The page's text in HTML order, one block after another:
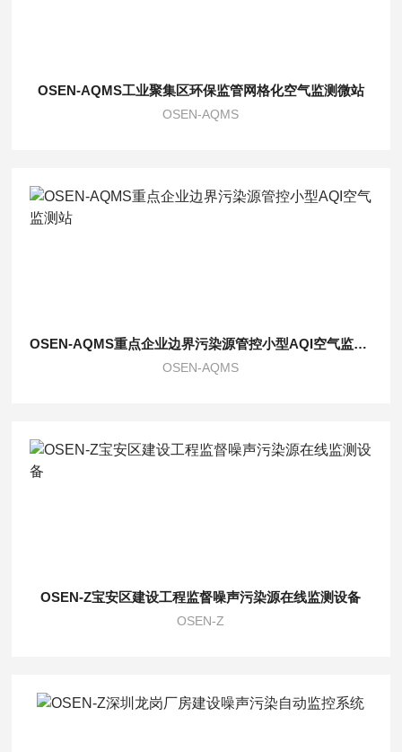
OSEN-AQMS工业聚集区环保监管网格化空气监测微站
OSEN-AQMS
OSEN-AQMS重点企业边界污染源管控小型AQI空气监测站
OSEN-AQMS
OSEN-Z宝安区建设工程监督噪声污染源在线监测设备
OSEN-Z